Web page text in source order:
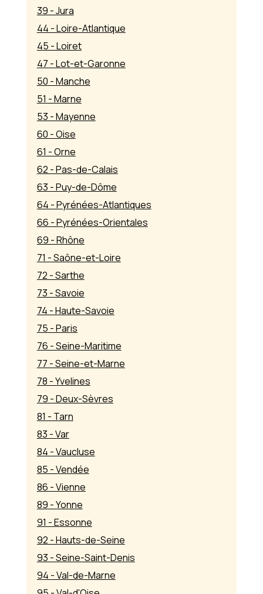
39 - Jura
44 - Loire-Atlantique
45 - Loiret
47 - Lot-et-Garonne
50 - Manche
51 - Marne
53 - Mayenne
60 - Oise
61 - Orne
62 - Pas-de-Calais
63 - Puy-de-Dôme
64 - Pyrénées-Atlantiques
66 - Pyrénées-Orientales
69 - Rhône
71 - Saône-et-Loire
72 - Sarthe
73 - Savoie
74 - Haute-Savoie
75 - Paris
76 - Seine-Maritime
77 - Seine-et-Marne
78 - Yvelines
79 - Deux-Sèvres
81 - Tarn
83 - Var
84 - Vaucluse
85 - Vendée
86 - Vienne
89 - Yonne
91 - Essonne
92 - Hauts-de-Seine
93 - Seine-Saint-Denis
94 - Val-de-Marne